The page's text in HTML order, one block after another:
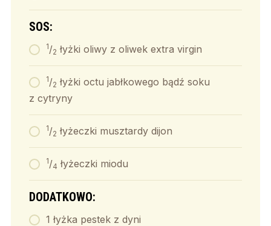
SOS:
1/2 łyżki oliwy z oliwek extra virgin
1/2 łyżki octu jabłkowego bądź soku
z cytryny
1/2 łyżeczki musztardy dijon
1/4 łyżeczki miodu
DODATKOWO:
1 łyżka pestek z dyni